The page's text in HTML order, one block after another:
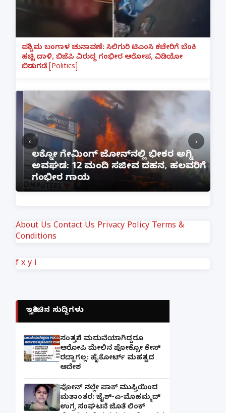
ಪಶ್ಚಿಮ ಬಂಗಾಳ ಚುನಾವಣೆ: ಸಿಲಿಗುರಿ ಟಿಎಂಸಿ ಕಚೇರಿಗೆ ಬೆಂಕಿ
ಹಚ್ಚಿ ದಾಳಿ, ಬಿಜೆಪಿ ವಿರುದ್ಧ ಗಂಭೀರ ಆರೋಪ, ವಿಡಿಯೋ
ಬಿಡುಗಡೆ [Politics]
ಲಕ್ನೋ ಗೇಮಿಂಗ್ ಜೋನ್‌ನಲ್ಲಿ ಭೀಕರ ಅಗ್ನಿ
ಅವಘಡ: 12 ಮಂದಿ ಸಜೀವ ದಹನ, ಹಲವರಿಗೆ
ಗಂಭೀರ ಗಾಯ
‹ ›
About Us Contact Us Privacy Policy Terms &
Conditions
f x y i
ಇತ್ತೀಚಿನ ಸುದ್ದಿಗಳು
ಸಂತ್ರಸ್ತೆಗೆ ಮದುವೆಯಾಗಿದ್ದರೂ
ಆರೋಪಿ ಮೇಲಿನ ಪೋಕ್ಸೋ ಕೇಸ್
ರದ್ದಾಗಲ್ಲ: ಹೈಕೋರ್ಟ್ ಮಹತ್ವದ
ಆದೇಶ
ಫೋನ್ ನಲ್ಲೇ ಪಾಕ್ ಮುಫ್ತಿಯಿಂದ
ಮತಾಂತರ: ಜೈಶ್-ಎ-ಮೊಹಮ್ಮದ್
ಉಗ್ರ ಸಂಘಟನೆ ಜೊತೆ ಲಿಂಕ್